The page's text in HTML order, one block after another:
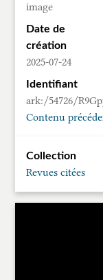
image
Date de
création
2025-07-24
Identifiant
ark:/54726/
Contenu
Collection
Revues citées